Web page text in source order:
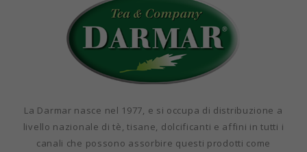
La Darmar nasce nel 1977, e si occupa di distribuzione a
livello nazionale di tè, tisane, dolcificanti e affini in tutti i
canali che possono assorbire questi prodotti come